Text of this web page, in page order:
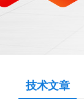
技术文章